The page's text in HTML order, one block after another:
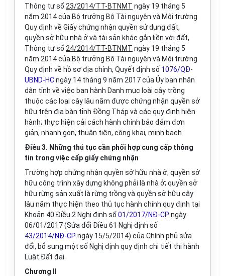
Thông tư số 23/2014/TT-BTNMT ngày 19 tháng 5
năm 2014 của Bộ trưởng Bộ Tài nguyên và Môi trường
Quy định về Giấy chứng nhận quyền sử dụng đất,
quyền sở hữu nhà ở và tài sản khác gắn liền với đất,
Thông tư số 24/2014/TT-BTNMT ngày 19 tháng 5
năm 2014 của Bộ trưởng Bộ Tài nguyên và Môi trường
Quy định về hồ sơ địa chính, Quyết định số 1076/QĐ-
UBND-HCngày 14 tháng 9 năm 2017 của Ủy ban nhân
dân tỉnh về việc ban hành Danh mục loài cây trồng
thuộc các loại cây lâu năm được chứng nhận quyền sở
hữu trên địa bàn tỉnh Đồng Tháp và các quy định hiện
hành; thực hiện cải cách hành chính bảo đảm đơn
giản, nhanh gọn, thuận tiện, công khai, minh bạch.
Điều 3. Những thủ tục cần phối hợp cung cấp thông
tin trong việc cấp giấy chứng nhận
Trường hợp chứng nhận quyền sở hữu nhà ở; quyền sở
hữu công trình xây dựng không phải là nhà ở; quyền sở
hữu rừng sản xuất là rừng trồng và quyền sở hữu cây
lâu năm thực hiện theo thủ tục hành chính quy định tại
Khoản 40 Điều 2 Nghị định số 01/2017/NĐ-CP ngày
06/01/2017 (Sửa đổi Điều 61 Nghị định số
43/2014/NĐ-CP ngày 15/5/2014) của Chính phủ sửa
đổi, bổ sung một số Nghị định quy định chi tiết thi hành
Luật Đất đai.
Chương II